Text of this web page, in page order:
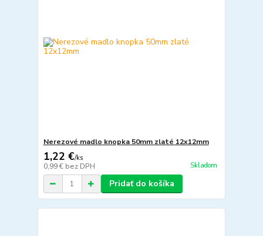
Nerezové madlo knopka 50mm zlaté 12x12mm
1,22 €/ks
0,99 € bez DPH Skladom
Pridať do košíka